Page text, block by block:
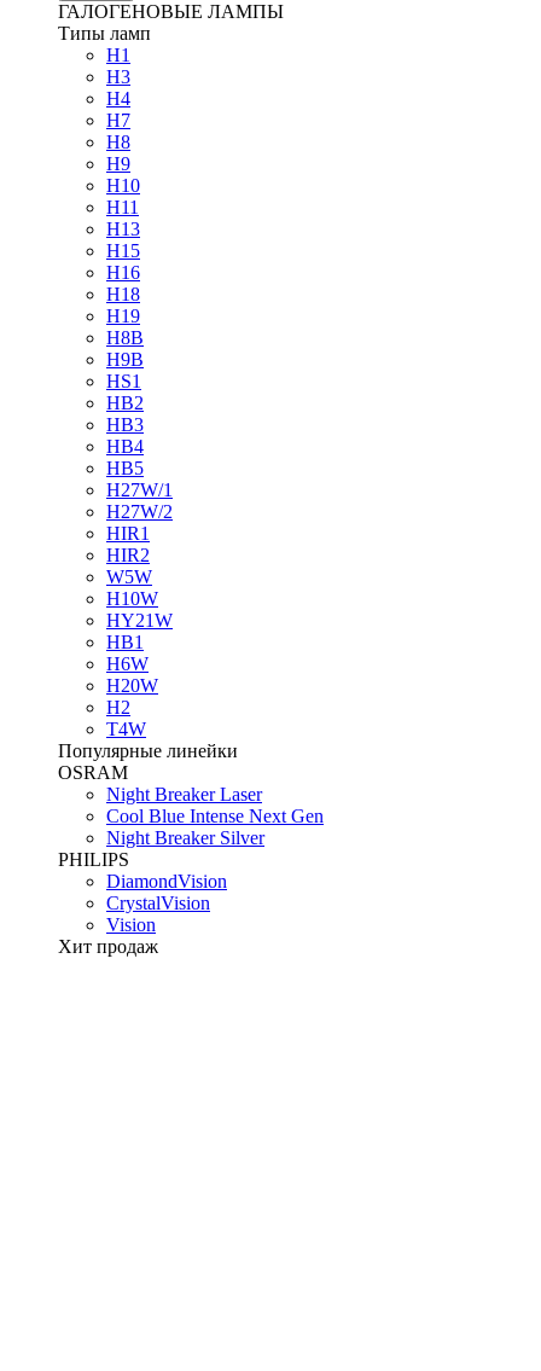
ГАЛОГЕНОВЫЕ ЛАМПЫ
Типы ламп
H1
H3
H4
H7
H8
H9
H10
H11
H13
H15
H16
H18
H19
H8B
H9B
HS1
HB2
HB3
HB4
HB5
H27W/1
H27W/2
HIR1
HIR2
W5W
H10W
HY21W
HB1
H6W
H20W
H2
T4W
Популярные линейки
OSRAM
Night Breaker Laser
Cool Blue Intense Next Gen
Night Breaker Silver
PHILIPS
DiamondVision
CrystalVision
Vision
Хит продаж